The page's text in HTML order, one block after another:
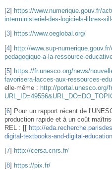
[2] https://www.numerique.gouv.fr/
interministeriel-des-logiciels-libres-
3] https://www.oeglobal.org/
[4] http://www.sup-
pedagogique-a-la-ressource-
5]
https://fr.unesco.org/news/
favorisera-lacces-aux-ressources-
elle-même : http://portal.unesco.org/
[6] Pour un rapport récent de
production rapide et à un coût
REL : [[ http://
digital-textbooks-and-digital-
7] http://cersa.cnrs.fr/
8] https://pix.fr/